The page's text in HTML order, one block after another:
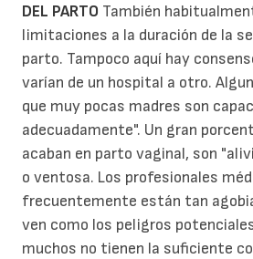
DEL PARTO También
limitaciones a la duración de la
parto. Tampoco aquí hay
varían de un hospital a otro.
que muy pocas madres son
adecuadamente". Un gran
acaban en parto vaginal, son
o ventosa. Los profesionales
frecuentemente están tan
ven como los peligros
muchos no tienen la suficiente